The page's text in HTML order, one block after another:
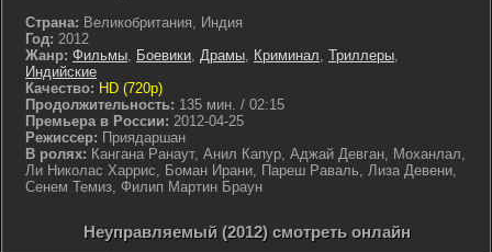
Страна: Великобритания, Индия
Год: 2012
Жанр: Фильмы, Боевики, Драмы, Криминал, Триллеры,
Индийские
Качество: HD (720p)
Продолжительность: 135 мин. / 02:15
Премьера в России: 2012-04-25
Режиссер: Приядаршан
В ролях: Кангана Ранаут, Анил Капур, Аджай Девган, Моханлал,
Ли Николас Харрис, Боман Ирани, Пареш Раваль, Лиза Девени,
Сенем Темиз, Филип Мартин Браун
Неуправляемый (2012) смотреть онлайн